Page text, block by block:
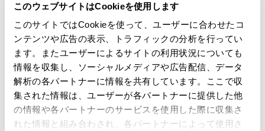
このウェブサイトはCookieを使用します
このサイトではCookieを使って、ユーザーに合わせたコ
ンテンツや広告の表示、トラフィックの分析を行ってい
ます。またユーザーによるサイトの利用状況についても
情報を収集し、ソーシャルメディアや広告配信、データ
解析の各パートナーに情報を共有しています。ここで収
集された情報は、ユーザーが各パートナーに提供した他
の情報や各パートナーのサービスを使用した際に収集さ
れた情報と組み合わされ、各パートナーによって使用さ
(SALE) Y's Linen silk
tapered pants Black 2
Sold